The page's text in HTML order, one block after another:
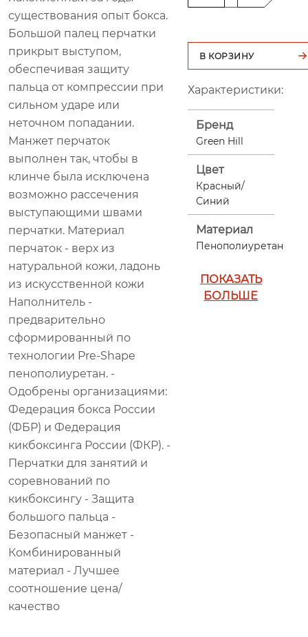
существования опыт бокса.
Большой палец перчатки
прикрыт выступом,
обеспечивая защиту
пальца от компрессии при
сильном ударе или
неточном попадании.
Манжет перчаток
выполнен так, чтобы в
клинче была исключена
возможно рассечения
выступающими швами
перчатки. Материал
перчаток - верх из
натуральной кожи, ладонь
из искусственной кожи
Наполнитель -
предварительно
сформированный по
технологии Pre-Shape
пенополиуретан. -
Одобрены организациями:
Федерация бокса России
(ФБР) и Федерация
кикбоксинга России (ФКР). -
Перчатки для занятий и
соревнований по
кикбоксингу - Защита
большого пальца -
Безопасный манжет -
Комбинированный
материал - Лучшее
соотношение цена/
качество
В КОРЗИНУ
Характеристики:
Бренд
Green Hill
Цвет
Красный/
Синий
Материал
Пенополиуретан
ПОКАЗАТЬ
БОЛЬШЕ